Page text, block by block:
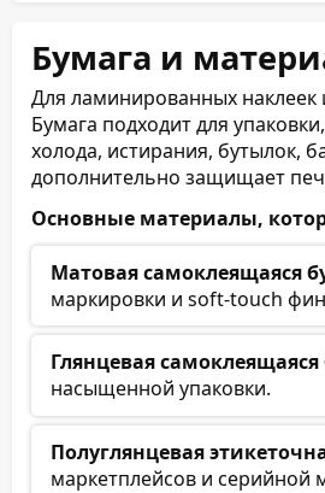
Бумага и
Для ламинированных
Бумага подходит для
холода, истирания, бутылок,
дополнительно защищает
Основные материалы,
Матовая самоклеящаяся
маркировки и soft-touch
Глянцевая самоклеящаяся
насыщенной упаковки.
Полуглянцевая
маркетплейсов и серийной